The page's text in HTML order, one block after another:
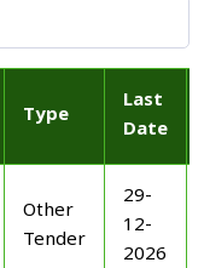
Type
Last
Date
Other
Tender
29-
12-
2026